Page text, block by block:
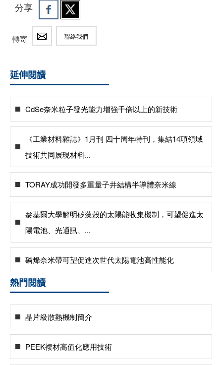
分享
轉寄 聯絡我們
延伸閱讀
CdSe奈米粒子發光能力增強千倍以上的新技術
《工業材料雜誌》1月刊 四十周年特刊，集結14項領域
技術共同展現材料...
TORAY成功開發多重量子井結構半導體奈米線
麥基爾大學解明矽藻殼的太陽能收集機制，可望促進太
陽電池、光通訊、...
磷烯奈米帶可望促進次世代太陽電池高性能化
熱門閱讀
晶片級散熱機制簡介
PEEK複材高值化應用技術